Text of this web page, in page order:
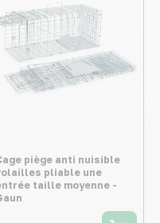
piège anti nuisible
pliable une
taille moyenne -